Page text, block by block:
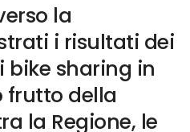
la
i risultati dei
bike sharing in
frutto della
la Regione, le